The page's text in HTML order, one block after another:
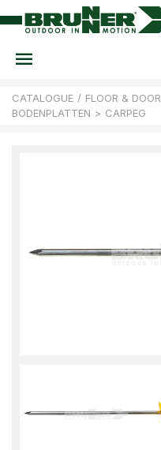
CATALOGUE / FLOOR & DOOR
BODENPLATTEN > CARPEG